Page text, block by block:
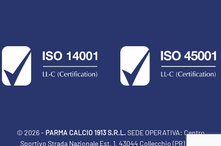
© 2026 - PARMA CALCIO 1913 S.R.L.SEDE OPERATIVA: Centro
Sportivo Strada Nazionale Est, 1, 43044 Collecchio (PR) Italia